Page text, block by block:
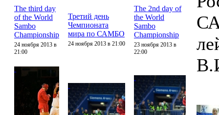
The third day
of the World
Sambo
Championship
24 ноября 2013 в
21:00
Третий день
Чемпионата
мира по САМБО
24 ноября 2013 в 21:00
The 2nd day of
the World
Sambo
Championship
23 ноября 2013 в
22:00